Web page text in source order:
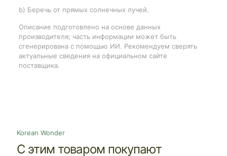
b) Беречь от прямых солнечных лучей.
Описание подготовлено на основе данных
производителя; часть информации может быть
сгенерирована с помощью ИИ. Рекомендуем сверять
актуальные сведения на официальном сайте
поставщика.
Korean Wonder
С этим товаром покупают